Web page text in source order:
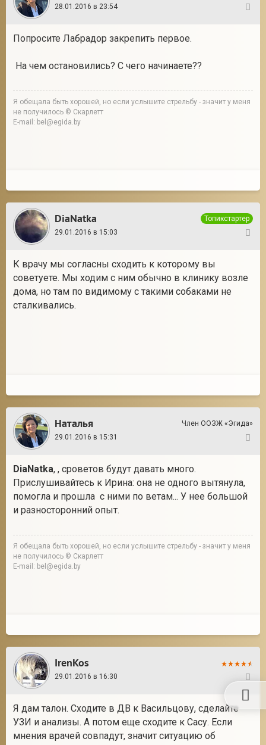
28.01.2016 в 23:54
Попросите Лабрадор закрепить первое.
На чем остановились? С чего начинаете??
Я обещала быть хорошей, но если услышите стрельбу - значит у меня
не получилось © Скарлетт
E-mail: bel@egida.by
DiaNatka
Топикстартер
29.01.2016 в 15:03
К врачу мы согласны сходить к которому вы
советуете. Мы ходим с ним обычно в клинику возле
дома, но там по видимому с такими собаками не
сталкивались.
Наталья
Член ООЗЖ «Эгида»
29.01.2016 в 15:31
DiaNatka, , сроветов будут давать много.
Прислушивайтесь к Ирина: она не одного вытянула,
помогла и прошла с ними по ветам... У нее большой
и разносторонний опыт.
Я обещала быть хорошей, но если услышите стрельбу - значит у меня
не получилось © Скарлетт
E-mail: bel@egida.by
IrenKos
29.01.2016 в 16:30
Я дам талон. Сходите в ДВ к Васильцову, сделайте
УЗИ и анализы. А потом еще сходите к Сасу. Если
мнения врачей совпадут, значит ситуацию об